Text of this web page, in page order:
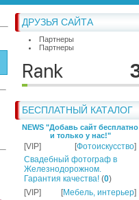
ДРУЗЬЯ САЙТА
Партнеры
Партнеры
БЕСПЛАТНЫЙ КАТАЛОГ
NEWS "Добавь сайт бесплатно
и только у нас!"
[VIP] [Фотоискусство]
Свадебный фотограф в
Железнодорожном.
Гарантия качества! (0)
[VIP]
[Мебель, интерьер]